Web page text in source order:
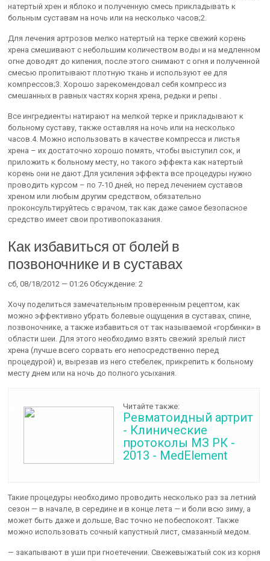
натертый хрен и яблоко и полученную смесь прикладывать к
больным суставам на ночь или на несколько часов;2.
Для лечения артрозов мелко натертый на терке свежий корень
хрена смешивают с небольшим количеством воды и на медленном
огне доводят до кипения, после этого снимают с огня и полученной
смесью пропитывают плотную ткань и используют ее для
компрессов;3. Хорошо зарекомендовал себя компресс из
смешанных в равных частях корня хрена, редьки и репы .
Все ингредиенты натирают на мелкой терке и прикладывают к
больному суставу, также оставляя на ночь или на несколько
часов.4. Можно использовать в качестве компресса и листья
хрена – их достаточно хорошо помять, чтобы выступил сок, и
приложить к больному месту, но такого эффекта как натертый
корень они не дают.Для усиления эффекта все процедуры нужно
проводить курсом – по 7-10 дней, но перед лечением суставов
хреном или любым другим средством, обязательно
проконсультируйтесь с врачом, так как даже самое безопасное
средство имеет свои противопоказания.
Как избавиться от болей в
позвоночнике и в суставах
сб, 08/18/2012 — 01:26 Обсуждение: 2
Хочу поделиться замечательным проверенным рецептом, как
можно эффективно убрать болевые ощущения в суставах, спине,
позвоночнике, а также избавиться от так называемой «горбинки» в
области шеи. Для этого необходимо взять свежий зрелый лист
хрена (лучше всего сорвать его непосредственно перед
процедурой) и, вырезав из него стебелек, прикрепить к больному
месту днем или на ночь до полного усыхания.
Читайте также:
Ревматоидный артрит
- Клинические
протоколы МЗ РК -
2013 - MedElement
Такие процедуры необходимо проводить несколько раз за летний
сезон — в начале, в середине и в конце лета — и боли всю зиму, а
может быть даже и дольше, Вас точно не побеспокоят. Также
можно использовать сочный капустный лист, смазанный медом.
— закапывают в уши при гноетечении. Свежевыжатый сок из корня